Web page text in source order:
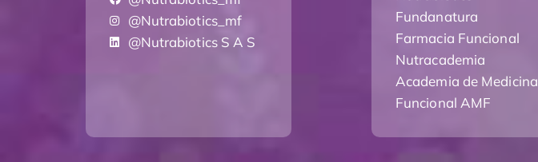
@Nutrabiotics_mf
@Nutrabiotics S A S
Fundanatura
Farmacia Funcional
Nutracademia
Academia de Medicina
Funcional AMF